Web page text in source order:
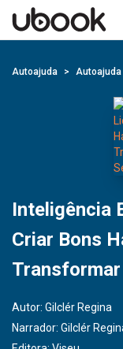
Autoajuda Autoajuda
Inteligência
Criar Bons
Transformar
Autor: Gilclér Regina
Narrador: Gilclér